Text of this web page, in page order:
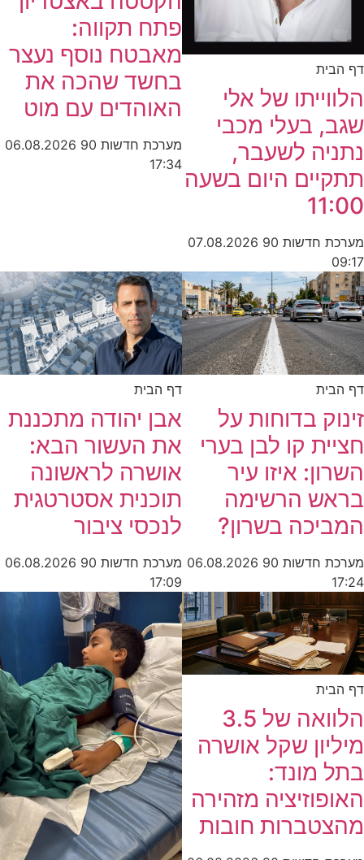
דף הבית
הלווייתו של אלי
שגב, בעלי מכבי
נתניה לשעבר,
תתקיים היום בשעה
11:00
מערכת חדשות 90
07.08.2026
09:17
פתח תקווה:
מאבטח נוסף נעצר
בחשד שהכה את
האוהדים עם מוט
מערכת חדשות 90
06.08.2026
17:34
דף הבית
זינוק בדוחות על
חציית קו לבן בערי
השרון: איזו עיר
בראש הרשימה
המביכה בשרון?
מערכת חדשות 90
06.08.2026
17:24
דף הבית
אבן יהודה מתכננת
את העשור הבא:
אושרה לראשונה
תוכנית אסטרטגית
לנכסי ציבור
מערכת חדשות 90
06.08.2026
17:09
דף הבית
הלוואה של 3.5
מיליון שקל אושרה
בתל מונד:
האופוזיציה מזהירה
מהצטברות חובות